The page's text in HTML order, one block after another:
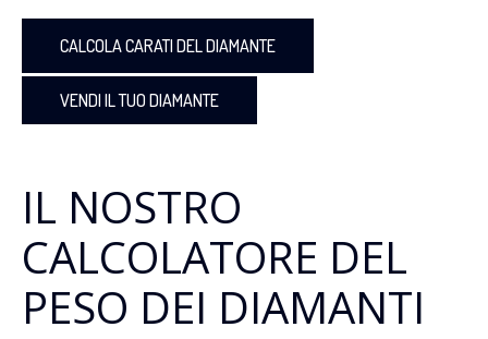
CALCOLA CARATI DEL DIAMANTE
VENDI IL TUO DIAMANTE
IL NOSTRO
CALCOLATORE DEL
PESO DEI DIAMANTI